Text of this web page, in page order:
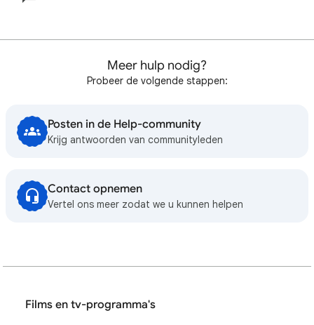
Meer hulp nodig?
Probeer de volgende stappen:
Posten in de Help-community
Krijg antwoorden van communityleden
Contact opnemen
Vertel ons meer zodat we u kunnen helpen
Films en tv-programma's